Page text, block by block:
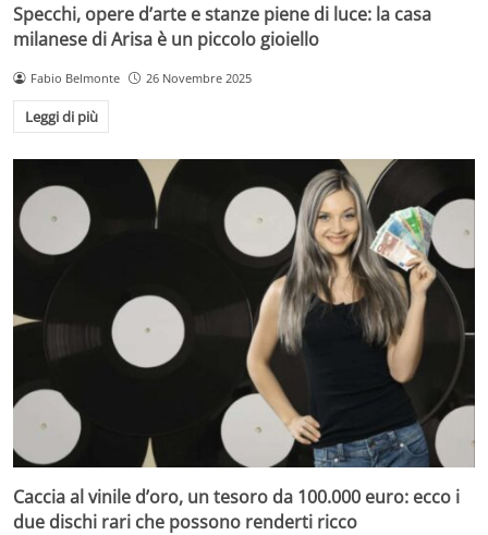
Specchi, opere d’arte e stanze piene di luce: la casa
milanese di Arisa è un piccolo gioiello
Fabio Belmonte 26 Novembre 2025
Leggi di più
Caccia al vinile d’oro, un tesoro da 100.000 euro: ecco i
due dischi rari che possono renderti ricco